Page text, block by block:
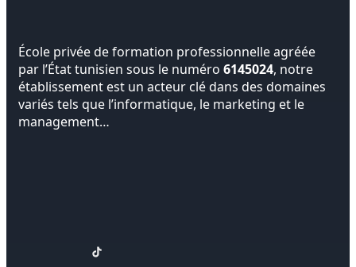
École privée de formation professionnelle agréée
par l’État tunisien sous le numéro 6145024, notre
établissement est un acteur clé dans des domaines
variés tels que l’informatique, le marketing et le
management…